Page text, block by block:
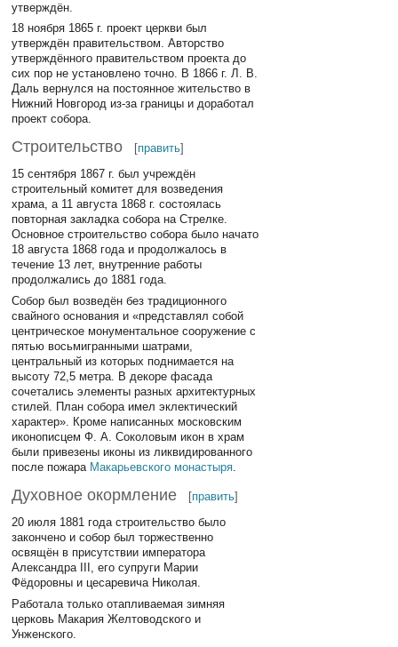
утверждён.
18 ноября 1865 г. проект церкви был
утверждён правительством. Авторство
утверждённого правительством проекта до
сих пор не установлено точно. В 1866 г. Л. В.
Даль вернулся на постоянное жительство в
Нижний Новгород из-за границы и доработал
проект собора.
Строительство [править]
15 сентября 1867 г. был учреждён
строительный комитет для возведения
храма, а 11 августа 1868 г. состоялась
повторная закладка собора на Стрелке.
Основное строительство собора было начато
18 августа 1868 года и продолжалось в
течение 13 лет, внутренние работы
продолжались до 1881 года.
Собор был возведён без традиционного
свайного основания и «представлял собой
центрическое монументальное сооружение с
пятью восьмигранными шатрами,
центральный из которых поднимается на
высоту 72,5 метра. В декоре фасада
сочетались элементы разных архитектурных
стилей. План собора имел эклектический
характер». Кроме написанных московским
иконописцем Ф. А. Соколовым икон в храм
были привезены иконы из ликвидированного
после пожара Макарьевского монастыря
Духовное окормление [править]
20 июля 1881 года строительство было
закончено и собор был торжественно
освящён в присутствии императора
Александра III, его супруги Марии
Фёдоровны и цесаревича Николая.
Работала только отапливаемая зимняя
церковь Макария Желтоводского и
Унженского.